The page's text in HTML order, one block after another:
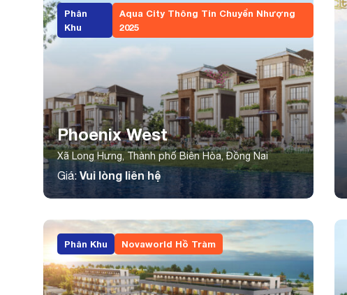
Phân
Khu
Aqua City Thông Tin Chuyển Nhượng
2025
Phoenix West
Xã Long Hưng, Thành phố Biên Hòa, Đồng Nai
Giá: Vui lòng liên hệ
Phân Khu Novaworld Hồ Tràm